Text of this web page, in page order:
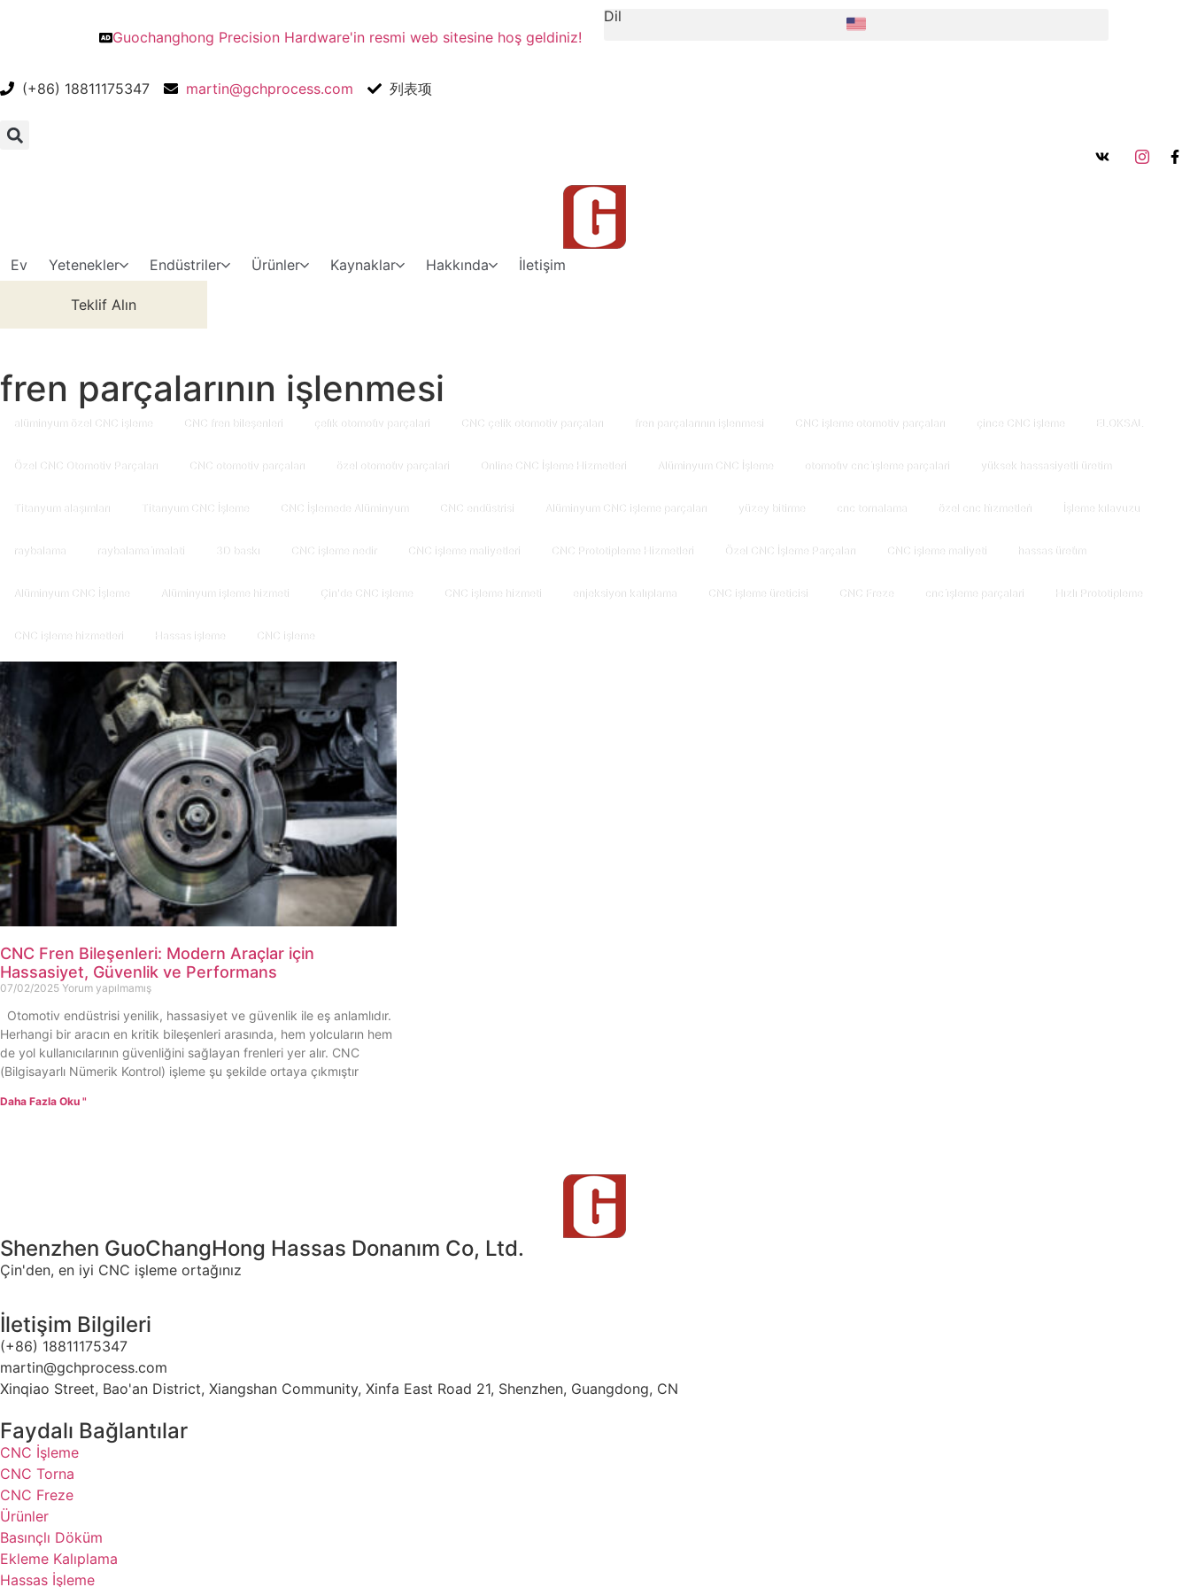
Guochanghong Precision Hardware'in resmi web sitesine hoş geldiniz!
Dil
(+86) 18811175347 martin@gchprocess.com 列表项
Ev Yetenekler Endüstriler Ürünler Kaynaklar Hakkında İletişim
Teklif Alın
fren parçalarının işlenmesi
alüminyum özel CNC işleme CNC fren bileşenleri çeli̇k otomoti̇v parçalari CNC çelik otomotiv parçaları fren parçalarının işlenmesi CNC işleme otomotiv parçaları çince CNC işleme ELOKSAL
Özel CNC Otomotiv Parçaları CNC otomotiv parçaları özel otomoti̇v parçalari Online CNC İşleme Hizmetleri Alüminyum CNC İşleme otomoti̇v cnc i̇şleme parçalari yüksek hassasiyetli üretim
Titanyum alaşımları Titanyum CNC İşleme CNC İşlemede Alüminyum CNC endüstrisi Alüminyum CNC işleme parçaları yüzey bitirme cnc tornalama özel cnc hi̇zmetleri̇ İşleme kılavuzu
raybalama raybalama i̇malati 3D baskı CNC işleme nedir CNC işleme maliyetleri CNC Prototipleme Hizmetleri Özel CNC İşleme Parçaları CNC işleme maliyeti hassas üreti̇m
Alüminyum CNC İşleme Alüminyum işleme hizmeti Çin'de CNC işleme CNC işleme hizmeti enjeksiyon kalıplama CNC işleme üreticisi CNC Freze cnc i̇şleme parçalari Hızlı Prototipleme
CNC işleme hizmetleri Hassas işleme CNC işleme
CNC Fren Bileşenleri: Modern Araçlar için
Hassasiyet, Güvenlik ve Performans
07/02/2025 Yorum yapılmamış
Otomotiv endüstrisi yenilik, hassasiyet ve güvenlik ile eş anlamlıdır.
Herhangi bir aracın en kritik bileşenleri arasında, hem yolcuların hem
de yol kullanıcılarının güvenliğini sağlayan frenleri yer alır. CNC
(Bilgisayarlı Nümerik Kontrol) işleme şu şekilde ortaya çıkmıştır
Daha Fazla Oku "
Shenzhen GuoChangHong Hassas Donanım Co, Ltd.
Çin'den, en iyi CNC işleme ortağınız
İletişim Bilgileri
(+86) 18811175347
martin@gchprocess.com
Xinqiao Street, Bao'an District, Xiangshan Community, Xinfa East Road 21, Shenzhen, Guangdong, CN
Faydalı Bağlantılar
CNC İşleme
CNC Torna
CNC Freze
Ürünler
Basınçlı Döküm
Ekleme Kalıplama
Hassas İşleme